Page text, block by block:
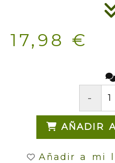
17,98 €
-
AÑADIR
Añadir a mi